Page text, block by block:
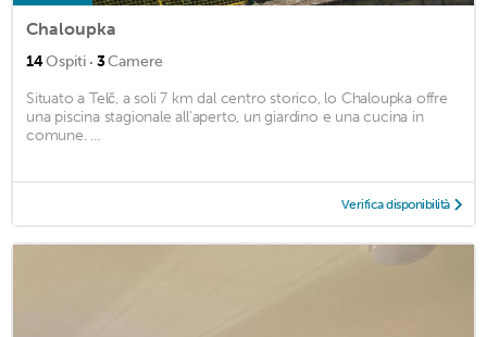
Chaloupka
14Ospiti · 3Camere
Situato a Telč, a soli 7 km dal centro storico, lo Chaloupka offre
una piscina stagionale all'aperto, un giardino e una cucina in
comune. ...
Verifica disponibilità